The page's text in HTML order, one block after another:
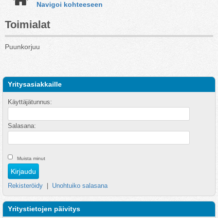
Navigoi kohteeseen
Toimialat
Puunkorjuu
Yritysasiakkaille
Käyttäjätunnus:
Salasana:
Muista minut
Rekisteröidy Unohtuiko salasana
Yritystietojen päivitys